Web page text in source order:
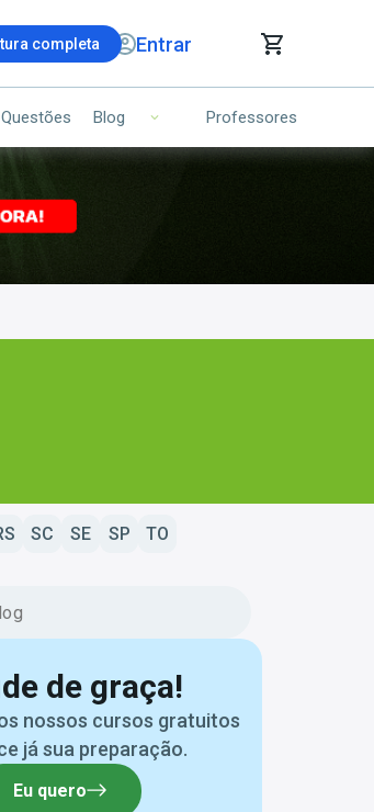
completa Entrar
está vazio.
Blog Professores
SC SE SP TO
de graça!
nossos cursos gratuitos
já sua preparação.
Eu quero